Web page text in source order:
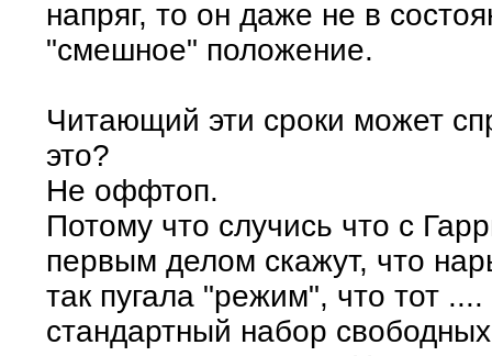
напряг, то он даже не в
"смешное" положение.
Читающий эти сроки может
это?
Не оффтоп.
Потому что случись что с
первым делом скажут, что
так пугала "режим", что тот
стандартный набор